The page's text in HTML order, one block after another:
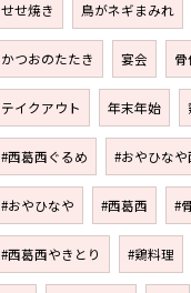
せせ焼き 鳥がネギまみれ
かつおのたたき 宴会
テイクアウト 年末年始
#西葛西ぐるめ #おやひな
#おやひなや #西葛西 #
#西葛西やきとり #鶏料理